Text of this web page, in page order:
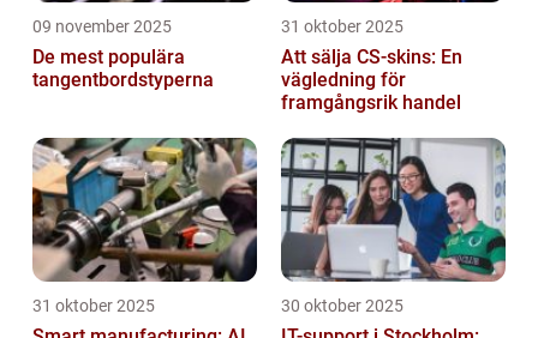
09 november 2025
De mest populära
tangentbordstyperna
31 oktober 2025
Att sälja CS-skins: En
vägledning för
framgångsrik handel
31 oktober 2025 30 oktober 2025